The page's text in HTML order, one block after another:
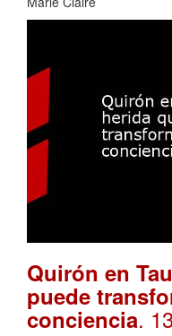
Quirón en
puede
conciencia.